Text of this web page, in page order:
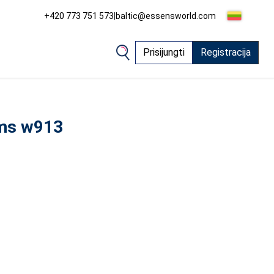
+420 773 751 573|baltic@essensworld.com
Prisijungti Registracija
w913